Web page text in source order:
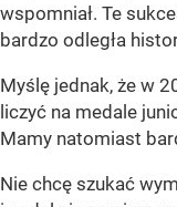
wspomniał. Te
bardzo odległa
Myślę jednak, że w
liczyć na medale
Mamy natomiast
Nie chcę szukać